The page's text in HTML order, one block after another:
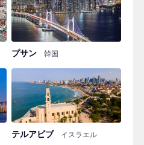
プサン 韓国
テルアビブ イスラエル